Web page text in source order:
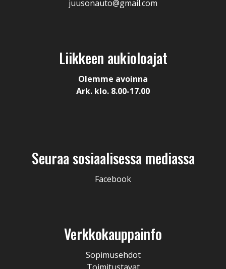
juusonauto@gmail.com
Liikkeen aukioloajat
Olemme avoinna
Ark. klo. 8.00-17.00
Seuraa sosiaalisessa mediassa
Facebook
Verkkokauppainfo
Sopimusehdot